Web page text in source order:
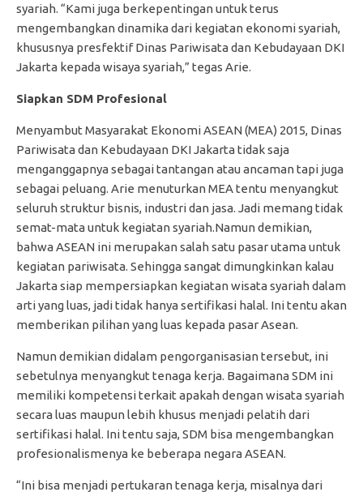
syariah. “Kami juga berkepentingan untuk terus
mengembangkan dinamika dari kegiatan ekonomi syariah,
khususnya presfektif Dinas Pariwisata dan Kebudayaan DKI
Jakarta kepada wisaya syariah,” tegas Arie.
Siapkan SDM Profesional
Menyambut Masyarakat Ekonomi ASEAN (MEA) 2015, Dinas
Pariwisata dan Kebudayaan DKI Jakarta tidak saja
menganggapnya sebagai tantangan atau ancaman tapi juga
sebagai peluang. Arie menuturkan MEA tentu menyangkut
seluruh struktur bisnis, industri dan jasa. Jadi memang tidak
semat-mata untuk kegiatan syariah.Namun demikian,
bahwa ASEAN ini merupakan salah satu pasar utama untuk
kegiatan pariwisata. Sehingga sangat dimungkinkan kalau
Jakarta siap mempersiapkan kegiatan wisata syariah dalam
arti yang luas, jadi tidak hanya sertifikasi halal. Ini tentu akan
memberikan pilihan yang luas kepada pasar Asean.
Namun demikian didalam pengorganisasian tersebut, ini
sebetulnya menyangkut tenaga kerja. Bagaimana SDM ini
memiliki kompetensi terkait apakah dengan wisata syariah
secara luas maupun lebih khusus menjadi pelatih dari
sertifikasi halal. Ini tentu saja, SDM bisa mengembangkan
profesionalismenya ke beberapa negara ASEAN.
“Ini bisa menjadi pertukaran tenaga kerja, misalnya dari